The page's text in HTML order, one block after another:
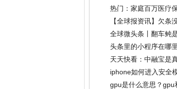
热门：家庭百万医疗
【全球报资讯】欠条
全球微头条丨翻车鲀
头条里的小程序在哪
天天快看：中融宝是
iphone如何进入安全
gpu是什么意思？gpu